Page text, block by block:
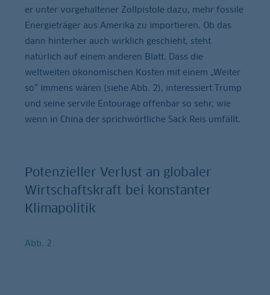
er unter vorgehaltener Zollpistole dazu, mehr fossile
Energieträger aus Amerika zu importieren. Ob das
dann hinterher auch wirklich geschieht, steht
natürlich auf einem anderen Blatt. Dass die
weltweiten ökonomischen Kosten mit einem „Weiter
so“ immens wären (siehe Abb. 2), interessiert Trump
und seine servile Entourage offenbar so sehr, wie
wenn in China der sprichwörtliche Sack Reis umfällt.
Potenzieller Verlust an globaler
Wirtschaftskraft bei konstanter
Klimapolitik
Abb. 2